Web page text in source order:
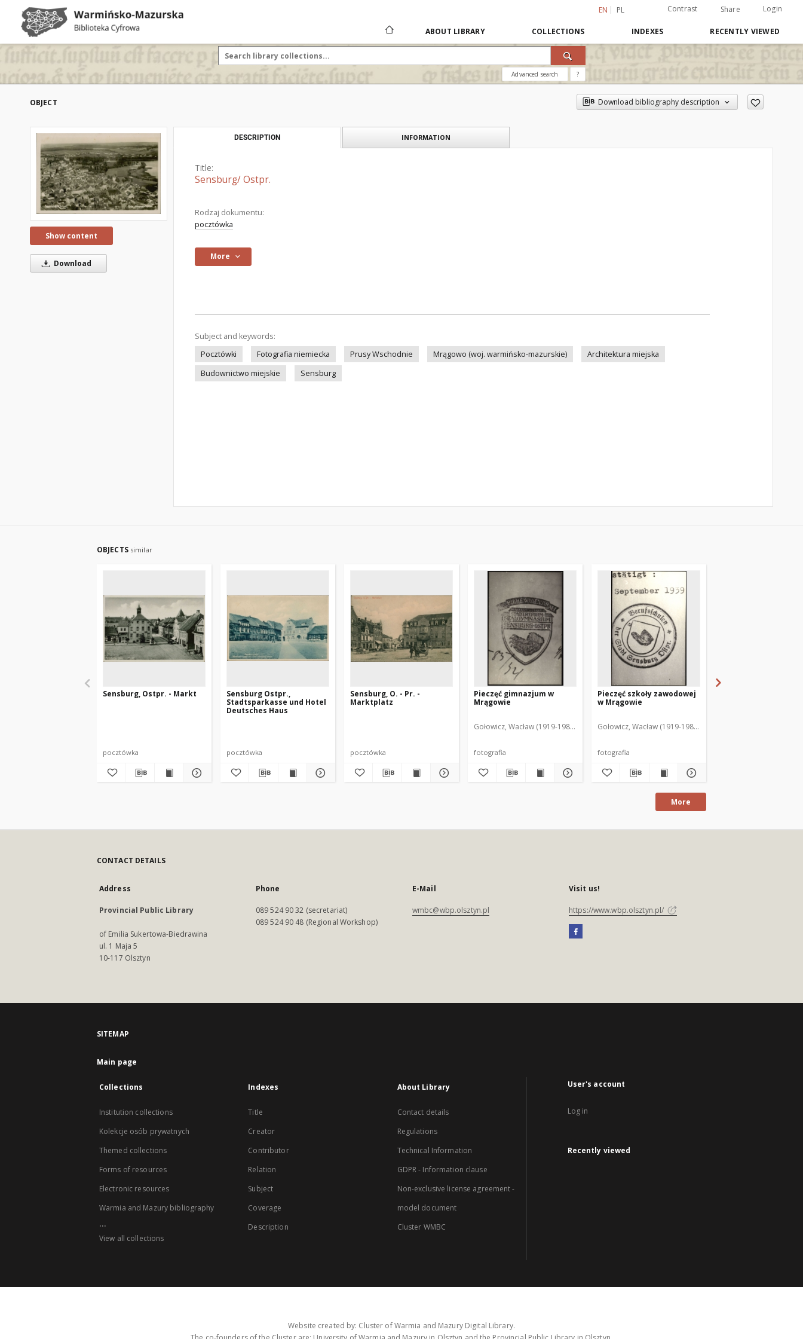
EN PL Contrast Share Login
ABOUT LIBRARY COLLECTIONS INDEXES RECENTLY VIEWED
Advanced search ?
OBJECT Download bibliography description
Show content
Download
DESCRIPTION INFORMATION
Title:
Sensburg/ Ostpr.
Rodzaj dokumentu:
pocztówka
More
Subject and keywords:
Pocztówki
Fotografia niemiecka Prusy Wschodnie Mrągowo (woj. warmińsko-mazurskie)
Architektura miejska
Budownictwo miejskie
Sensburg
OBJECTS similar
Sensburg, Ostpr. - Markt
pocztówka
Sensburg Ostpr.,
Stadtsparkasse und Hotel
Deutsches Haus
pocztówka
Sensburg, O. - Pr. -
Marktplatz
pocztówka
Pieczęć gimnazjum w
Mrągowie
Gołowicz, Wacław (1919-1983). Fot.
fotografia
Pieczęć szkoły zawodowej
w Mrągowie
Gołowicz, Wacław (1919-1983). Fot.
fotografia
More
CONTACT DETAILS
Address
Provincial Public Library
of Emilia Sukertowa-Biedrawina
ul. 1 Maja 5
10-117 Olsztyn
Phone
089 524 90 32 (secretariat)
089 524 90 48 (Regional Workshop)
E-Mail
wmbc@wbp.olsztyn.pl
Visit us!
https://www.wbp.olsztyn.pl/
SITEMAP
Main page
Collections
Institution collections
Kolekcje osób prywatnych
Themed collections
Forms of resources
Electronic resources
Warmia and Mazury bibliography
...
View all collections
Indexes
Title
Creator
Contributor
Relation
Subject
Coverage
Description
About Library
Contact details
Regulations
Technical Information
GDPR - Information clause
Non-exclusive license agreement -
model document
Cluster WMBC
User's account
Log in
Recently viewed
Website created by: Cluster of Warmia and Mazury Digital Library.